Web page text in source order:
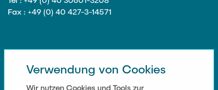
Fax : +49 (0) 40 427-3-14571
SOZIALE NETZWERKE
Verwendung von Cookies
Wir nutzen Cookies und Tools zur